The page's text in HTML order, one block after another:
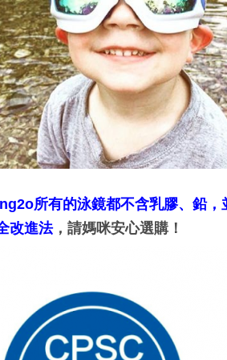
所有的泳鏡都不含乳膠、鉛
改進法，請媽咪安心選購！